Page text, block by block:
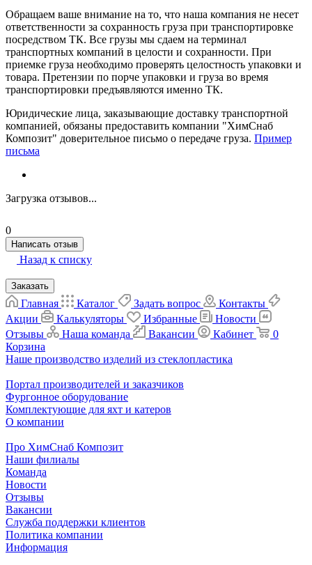
Обращаем ваше внимание на то, что наша компания не несет
ответственности за сохранность груза при транспортировке
посредством ТК. Все грузы мы сдаем на терминал
транспортных компаний в целости и сохранности. При
приемке груза необходимо проверять целостность упаковки и
товара. Претензии по порче упаковки и груза во время
транспортировки предъявляются именно ТК.
Юридические лица, заказывающие доставку транспортной
компанией, обязаны предоставить компании "ХимСнаб
Композит" доверительное письмо о передаче груза. Пример
письма
Загрузка отзывов...
0
Написать отзыв
Назад к списку
Заказать
Главная Каталог Задать вопрос
Контакты
Акции
Калькуляторы Избранные
Новости
Отзывы
Наша команда Вакансии Кабинет
0
Корзина
Наше производство изделий из стеклопластика
Портал производителей и заказчиков
Фургонное оборудование
Комплектующие для яхт и катеров
О компании
Про ХимСнаб Композит
Наши филиалы
Команда
Новости
Отзывы
Вакансии
Служба поддержки клиентов
Политика компании
Информация